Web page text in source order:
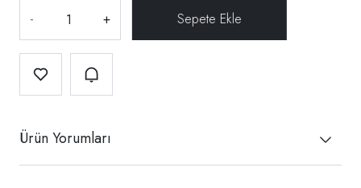
- +
Ürün Yorumları